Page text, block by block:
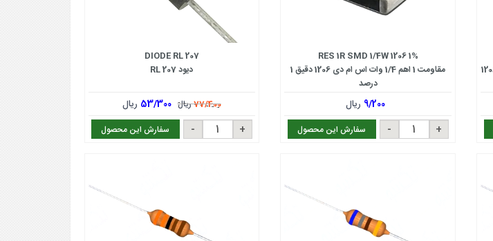
RES 1R SMD 1/4W 1206 1%
مقاومت 1 اهم 1/4 وات اس ام دی 1206 دقیق 1
درصد
9/200 ریال
سفارش این محصول
DIODE RL 207
دیود RL 207
77/400ریال 53/300 ریال
سفارش این محصول